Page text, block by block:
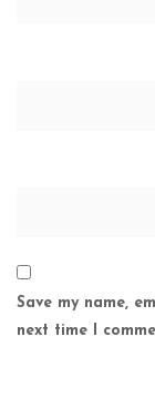
Save my name,
next time I